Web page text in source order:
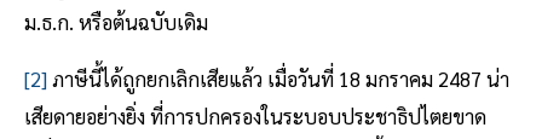
ม.ธ.ก. หรือต้นฉบับเดิม
[2]ภาษีนี้ได้ถูกยกเลิกเสียแล้ว เมื่อวันที่ 18 มกราคม 2487 น่า
เสียดายอย่างยิ่ง ที่การปกครองในระบอบประชาธิปไตยขาด